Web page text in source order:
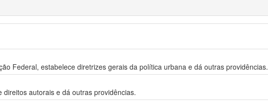
Federal, estabelece diretrizes gerais da política urbana e dá outras providências.
autorais e dá outras providências.